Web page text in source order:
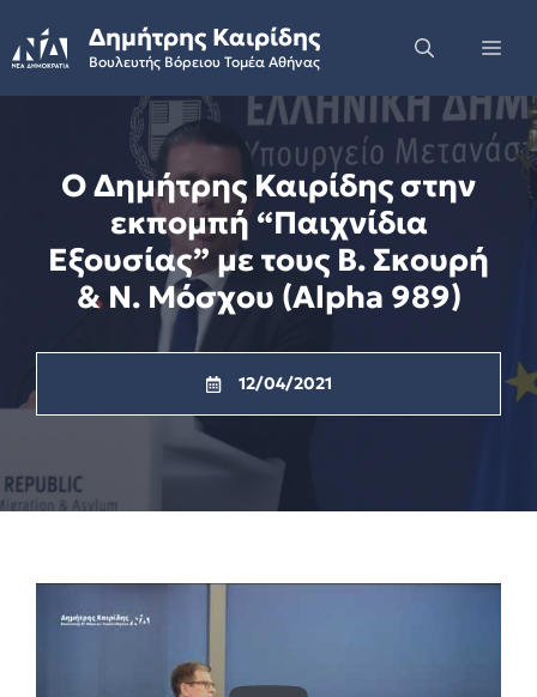
to
content
Δημήτρης Καιρίδης
Βουλευτής Βόρειου Τομέα Αθήνας
Ο Δημήτρης Καιρίδης στην
εκπομπή “Παιχνίδια
Εξουσίας” με τους Β. Σκουρή
& Ν. Μόσχου (Alpha 989)
12/04/2021